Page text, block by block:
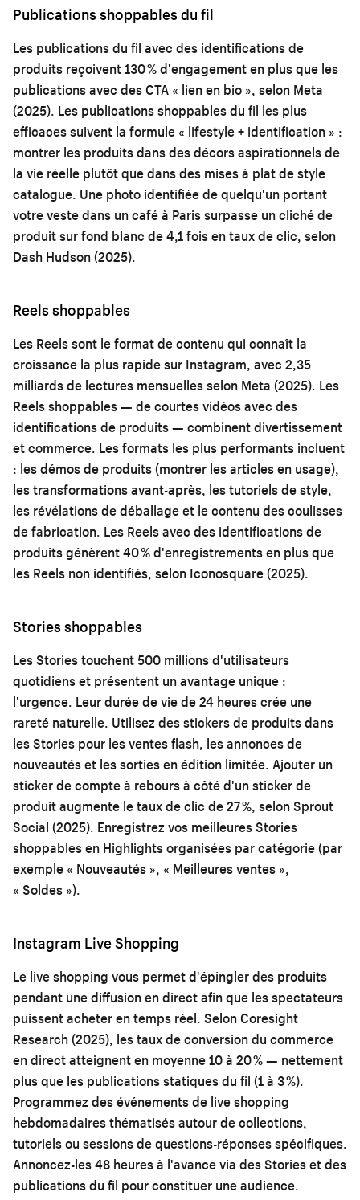
Publications shoppables du fil
Les publications du fil avec des identifications de
produits reçoivent 130 % d'engagement en plus que les
publications avec des CTA « lien en bio », selon Meta
(2025). Les publications shoppables du fil les plus
efficaces suivent la formule « lifestyle + identification » :
montrer les produits dans des décors aspirationnels de
la vie réelle plutôt que dans des mises à plat de style
catalogue. Une photo identifiée de quelqu'un portant
votre veste dans un café à Paris surpasse un cliché de
produit sur fond blanc de 4,1 fois en taux de clic, selon
Dash Hudson (2025).
Reels shoppables
Les Reels sont le format de contenu qui connaît la
croissance la plus rapide sur Instagram, avec 2,35
milliards de lectures mensuelles selon Meta (2025). Les
Reels shoppables — de courtes vidéos avec des
identifications de produits — combinent divertissement
et commerce. Les formats les plus performants incluent
: les démos de produits (montrer les articles en usage),
les transformations avant-après, les tutoriels de style,
les révélations de déballage et le contenu des coulisses
de fabrication. Les Reels avec des identifications de
produits génèrent 40 % d'enregistrements en plus que
les Reels non identifiés, selon Iconosquare (2025).
Stories shoppables
Les Stories touchent 500 millions d'utilisateurs
quotidiens et présentent un avantage unique :
l'urgence. Leur durée de vie de 24 heures crée une
rareté naturelle. Utilisez des stickers de produits dans
les Stories pour les ventes flash, les annonces de
nouveautés et les sorties en édition limitée. Ajouter un
sticker de compte à rebours à côté d'un sticker de
produit augmente le taux de clic de 27 %, selon Sprout
Social (2025). Enregistrez vos meilleures Stories
shoppables en Highlights organisées par catégorie (par
exemple « Nouveautés », « Meilleures ventes »,
« Soldes »).
Instagram Live Shopping
Le live shopping vous permet d'épingler des produits
pendant une diffusion en direct afin que les spectateurs
puissent acheter en temps réel. Selon Coresight
Research (2025), les taux de conversion du commerce
en direct atteignent en moyenne 10 à 20 % — nettement
plus que les publications statiques du fil (1 à 3 %).
Programmez des événements de live shopping
hebdomadaires thématisés autour de collections,
tutoriels ou sessions de questions-réponses spécifiques.
Annoncez-les 48 heures à l'avance via des Stories et des
publications du fil pour constituer une audience.